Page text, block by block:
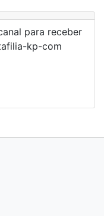
para receber
kp-com